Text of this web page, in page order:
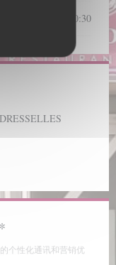
19:00 - 20:30
((在新窗口
窗口中打开))
((在新窗口中打开))
*
个性化通讯和营销优